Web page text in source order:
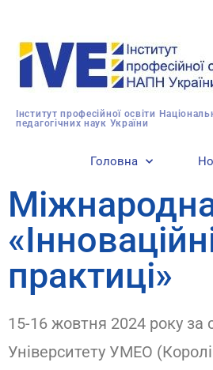
Інститут професійної освіти
педагогічних наук України
Головна
практиці»
15-16 жовтня 2024 року за
Університету УМЕО